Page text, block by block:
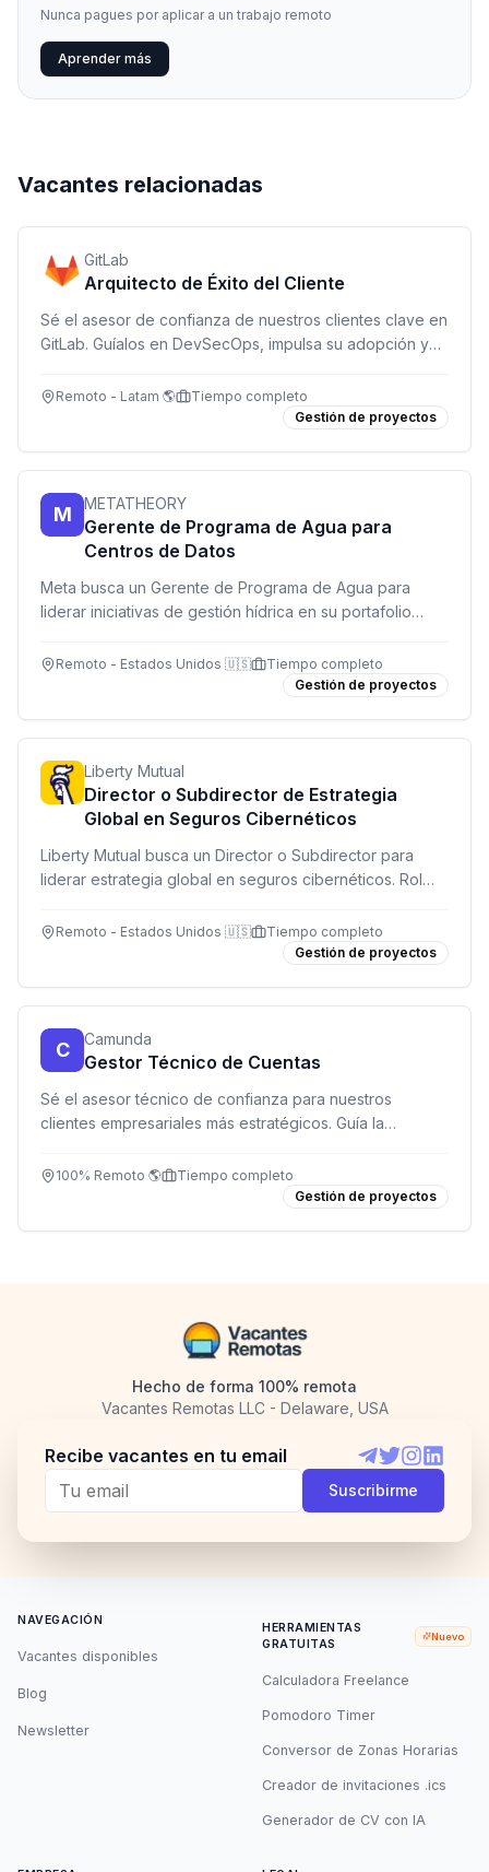
Nunca pagues por aplicar a un trabajo remoto
Aprender más
Vacantes relacionadas
GitLab
Arquitecto de Éxito del Cliente
Sé el asesor de confianza de nuestros clientes clave en
GitLab. Guíalos en DevSecOps, impulsa su adopción y
Latinoamérica.
Remoto - Latam 🌎
Tiempo completo
Gestión de proyectos
M METATHEORY
Gerente de Programa de Agua para
Centros de Datos
Meta busca un Gerente de Programa de Agua para
liderar iniciativas de gestión hídrica en su portafolio
internacional.
Remoto - Estados Unidos 🇺🇸
Tiempo completo
Gestión de proyectos
Liberty Mutual
Director o Subdirector de Estrategia
Global en Seguros Cibernéticos
Liberty Mutual busca un Director o Subdirector para
liderar estrategia global en seguros cibernéticos. Rol
alineación estratégica internacional.
Remoto - Estados Unidos 🇺🇸
Tiempo completo
Gestión de proyectos
C Camunda
Gestor Técnico de Cuentas
Sé el asesor técnico de confianza para nuestros
clientes empresariales más estratégicos. Guía la
procesos y genera impacto medible.
100% Remoto 🌎
Tiempo completo
Gestión de proyectos
Hecho de forma 100% remota
Vacantes Remotas LLC - Delaware, USA
Recibe vacantes en tu email
Telegram
TwitterInstagram
Suscribirme
NAVEGACIÓN
Vacantes disponibles
Blog
Newsletter
HERRAMIENTAS
GRATUITAS
Nuevo
Calculadora Freelance
Pomodoro Timer
Conversor de Zonas Horarias
Creador de invitaciones .ics
Generador de CV con IA